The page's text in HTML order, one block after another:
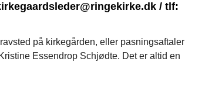
/ tlf:
på kirkegården, eller pasningsaftaler
Essendrop Schjødte. Det er altid en